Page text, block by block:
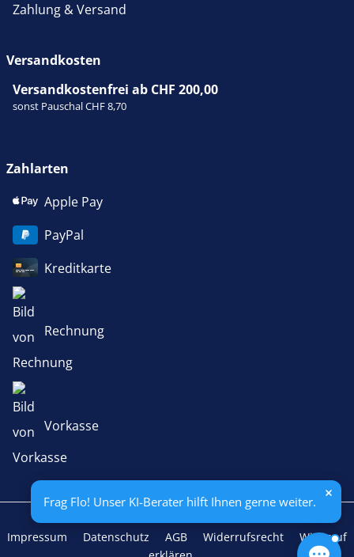
Frag Flo! Unser KI-Berater hilft Ihnen gerne weiter.
Zahlung & Versand
Versandkosten
Versandkostenfrei ab CHF 200,00
sonst Pauschal CHF 8,70
Zahlarten
Apple Pay
PayPal
Kreditkarte
Rechnung
Vorkasse
Impressum Datenschutz AGB Widerrufsrecht
Widerruf